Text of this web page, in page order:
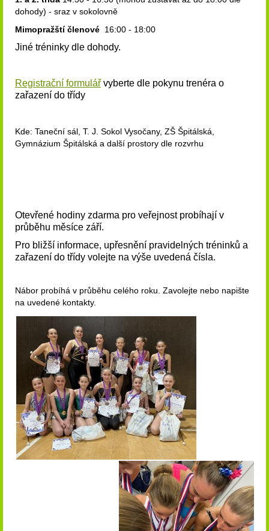
dohody) - sraz v sokolovně
Mimopražští členové 16:00 - 18:00
Jiné tréninky dle dohody.
Registrační formulář vyberte dle pokynu trenéra o
zařazení do třídy
Kde: Taneční sál, T. J. Sokol Vysočany, ZŠ Špitálská,
Gymnázium Špitálská a další prostory dle rozvrhu
Otevřené hodiny zdarma pro veřejnost probíhají v
průběhu měsíce září.
Pro bližší informace, upřesnění pravidelných tréninků a
zařazení do třídy volejte na výše uvedená čísla.
Nábor probíhá v průběhu celého roku. Zavolejte nebo napište
na uvedené kontakty.